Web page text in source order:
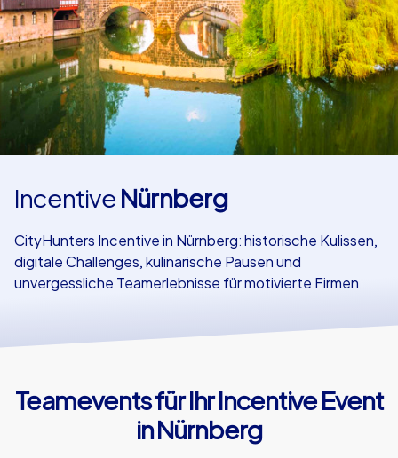
Städte
Anlässe
Incentive Nürnberg
CityHunters Incentive in Nürnberg: historische Kulissen,
digitale Challenges, kulinarische Pausen und
unvergessliche Teamerlebnisse für motivierte Firmen
Teamevents für Ihr Incentive Event
in Nürnberg